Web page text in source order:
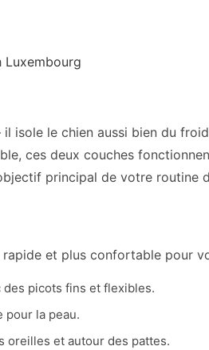
le chien aussi bien du
ces deux couches
principal de votre routine
et plus confortable pour
picots fins et flexibles.
la peau.
et autour des pattes.